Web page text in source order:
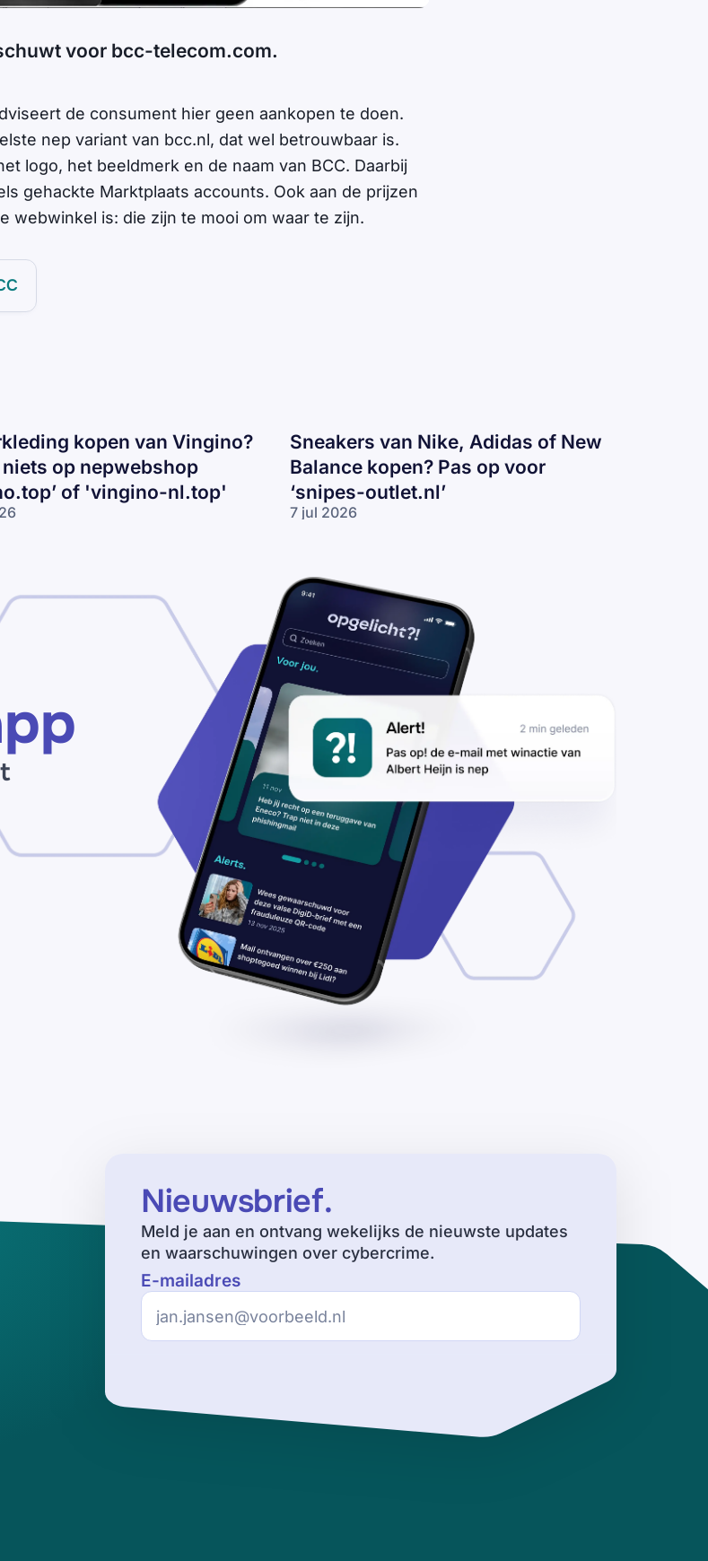
voor bcc-telecom.com.
de consument hier geen aankopen te doen.
nep variant van bcc.nl, dat wel betrouwbaar is.
logo, het beeldmerk en de naam van BCC. Daarbij
gehackte Marktplaats accounts. Ook aan de prijzen
webwinkel is: die zijn te mooi om waar te zijn.
kopen van Vingino?
op nepwebshop
of 'vingino-nl.top'
Sneakers van Nike, Adidas of New
Balance kopen? Pas op voor
‘snipes-outlet.nl’
7 jul 2026
Adidas
of New
Balance
kopen?
Pas op
voor
‘snipes-
outlet.nl’
Nieuwsbrief.
Meld je aan en ontvang wekelijks de nieuwste updates
en waarschuwingen over cybercrime.
E-mailadres